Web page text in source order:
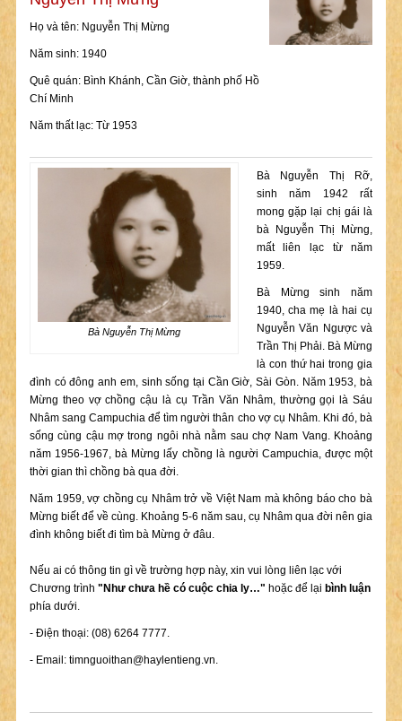
Họ và tên: Nguyễn Thị Mừng
Năm sinh: 1940
Quê quán: Bình Khánh, Cần Giờ, thành phố Hồ
Chí Minh
Năm thất lạc: Từ 1953
Bà Nguyễn Thị Mừng
Bà Nguyễn Thị Rỡ,
sinh năm 1942 rất
mong gặp lại chị gái là
bà Nguyễn Thị Mừng,
mất liên lạc từ năm
1959.
Bà Mừng sinh năm
1940, cha mẹ là hai cụ
Nguyễn Văn Ngược và
Trần Thị Phải. Bà Mừng
là con thứ hai trong gia
đình có đông anh em, sinh sống tại Cần Giờ, Sài Gòn. Năm 1953, bà
Mừng theo vợ chồng cậu là cụ Trần Văn Nhâm, thường gọi là Sáu
Nhâm sang Campuchia để tìm người thân cho vợ cụ Nhâm. Khi đó, bà
sống cùng cậu mợ trong ngôi nhà nằm sau chợ Nam Vang. Khoảng
năm 1956-1967, bà Mừng lấy chồng là người Campuchia, được một
thời gian thì chồng bà qua đời.
Năm 1959, vợ chồng cụ Nhâm trở về Việt Nam mà không báo cho bà
Mừng biết để về cùng. Khoảng 5-6 năm sau, cụ Nhâm qua đời nên gia
đình không biết đi tìm bà Mừng ở đâu.
Nếu ai có thông tin gì về trường hợp này, xin vui lòng liên lạc với
Chương trình "Như chưa hề có cuộc chia ly…" hoặc để lại bình luận
phía dưới.
- Điện thoại: (08) 6264 7777.
- Email: timnguoithan@haylentieng.vn.